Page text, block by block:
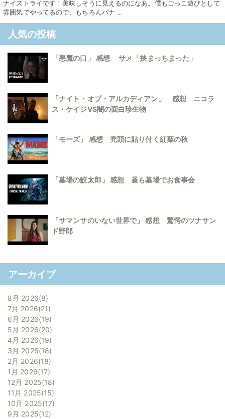
ナイストライです！美味しそうに見えるのになあ。僕もごっこ遊びとして
雰囲気でやってるので、もちろんバナ ...
人気の投稿
「悪魔の口」 感想 サメ「挟まっちまった」
「ナイト・オブ・アルカディアン」 感想 ニコラ
ス・ケイジVS闇の面白珍生物
「モーズ」 感想 禿頭に貼り付く紅葉の秋
「墓場の鮫太郎」 感想 昼も墓場でお食事会
「サマンサのいない世界で」 感想 驚愕のツナサン
ド野郎
アーカイブ
8月 2026 8
7月 2026 21
6月 2026 19
5月 2026 20
4月 2026 19
3月 2026 18
2月 2026 18
1月 2026 17
12月 2025 18
11月 2025 15
10月 2025 17
9月 2025 12